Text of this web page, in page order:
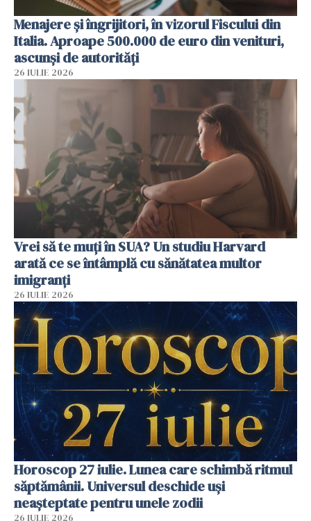
Menajere și îngrijitori, în vizorul Fiscului din
Italia. Aproape 500.000 de euro din venituri,
ascunși de autorități
26 IULIE 2026
Vrei să te muți în SUA? Un studiu Harvard
arată ce se întâmplă cu sănătatea multor
imigranți
26 IULIE 2026
Horoscop 27 iulie. Lunea care schimbă ritmul
săptămânii. Universul deschide uși
neașteptate pentru unele zodii
26 IULIE 2026